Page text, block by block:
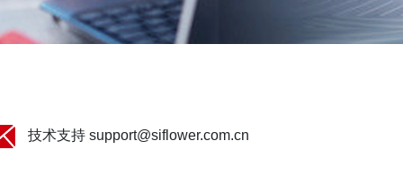
技术支持 support@siflower.com.cn